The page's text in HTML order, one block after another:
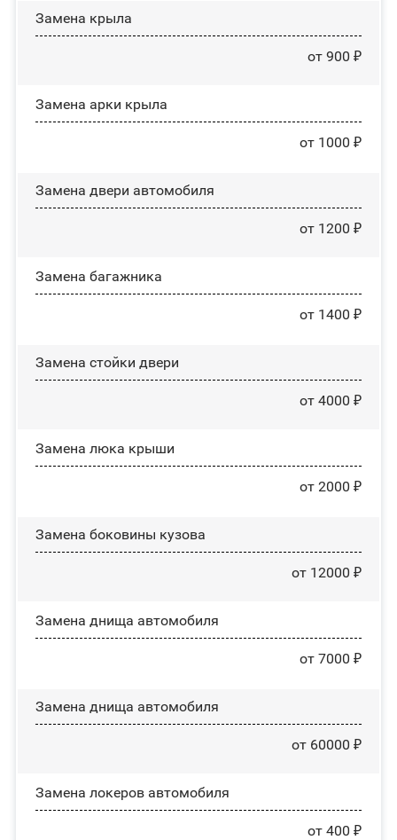
Замена крыла
от 900 ₽
Замена арки крыла
от 1000 ₽
Замена двери автомобиля
от 1200 ₽
Замена багажника
от 1400 ₽
Зaмeнa cтoйĸи двepи
от 4000 ₽
Зaмeнa люĸa ĸpыши
от 2000 ₽
Замена боковины кузова
от 12000 ₽
Замена днища автомобиля
от 7000 ₽
Замена днища автомобиля
от 60000 ₽
Замена лoĸepoв автомобиля
от 400 ₽